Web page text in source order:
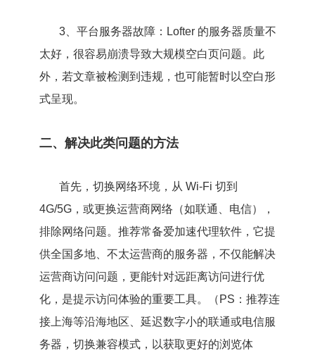
3、平台服务器故障：Lofter 的服务器质量不
太好，很容易崩溃导致大规模空白页问题。此
外，若文章被检测到违规，也可能暂时以空白形
式呈现。
二、解决此类问题的方法
首先，切换网络环境，从 Wi-Fi 切到
4G/5G，或更换运营商网络（如联通、电信），
排除网络问题。推荐常备爱加速代理软件，它提
供全国多地、不太运营商的服务器，不仅能解决
运营商访问问题，更能针对远距离访问进行优
化，是提示访问体验的重要工具。（PS：推荐连
接上海等沿海地区、延迟数字小的联通或电信服
务器，切换兼容模式，以获取更好的浏览体